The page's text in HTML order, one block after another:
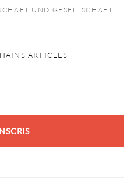
UND GESELLSCHAFT
ARTICLES